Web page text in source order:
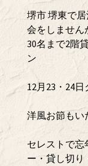
堺市 堺東で
会をしません
30名まで2階
ン
12月23・24
洋風お節もい
セレストで忘
ー・貸し切り